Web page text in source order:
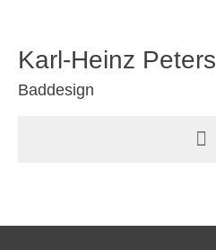
Karl-Heinz Peters
Baddesign